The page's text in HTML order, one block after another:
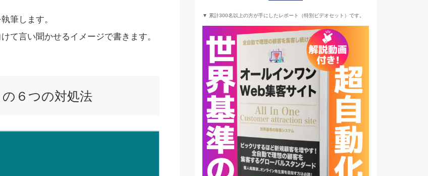
筆します。
て言い聞かせるイメージで書きます。
６つの対処法
▼ 累計300名以上の方が手にしたレポート（特別ビデオセット）です。